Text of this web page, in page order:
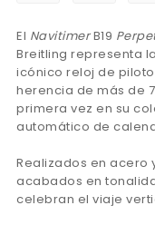
El NavitimerB19
Breitling representa
icónico reloj de
herencia de más de
primera vez en su
automático de
Realizados en acero
acabados en
celebran el viaje